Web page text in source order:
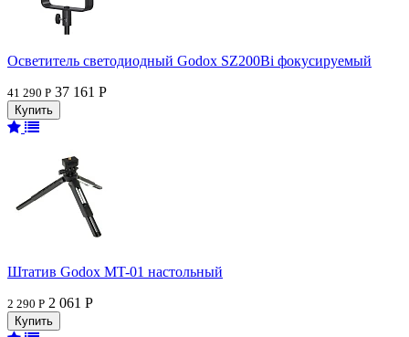
Осветитель светодиодный Godox SZ200Bi фокусируемый
41 290 Р 37 161 Р
Штатив Godox MT-01 настольный
2 290 Р 2 061 Р